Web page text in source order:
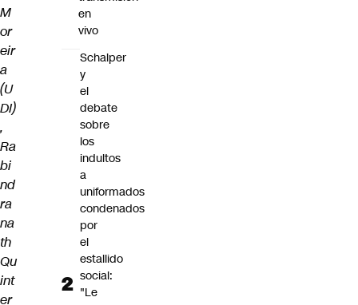
M
or
eir
a
(U
DI)
,
Ra
bi
nd
ra
na
th
Qu
int
er
en
vivo
Schalper
y
el
debate
sobre
los
indultos
a
uniformados
condenados
por
el
estallido
social:
"Le